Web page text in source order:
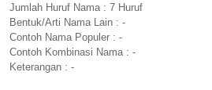
Jumlah Huruf Nama : 7 Huruf
Bentuk/Arti Nama Lain : -
Contoh Nama Populer : -
Contoh Kombinasi Nama : -
Keterangan : -